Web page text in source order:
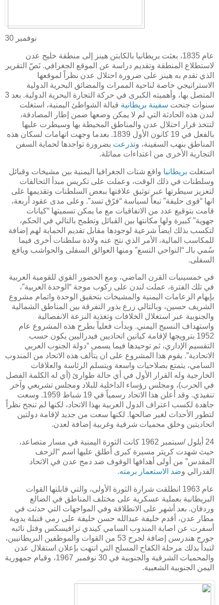
30 نوفمبر
عام 1835، بعثت بريطانيا بالكابتن هينز إلى منطقة خليج عدن
لاستطلاع المنطقة وتقديم دراسة عن الموقع الجغرافي. نَصّ التقرير
الذي تقدم به هينز على ضرورة احتلال عدن نظراً لموقعها
الاستراتيجي خاصة لناحية الممرات والمضائق البحرية الدولية
المتصل بها، وأهميته الكبرى في حركة التجارة البحرية الدولية. بعد 3
سنوات جنحت سفينة بريطانية قبالة الشواطئ اليمنية، استغلت
لندن هذه الحادثة التي لم لا يمكن وضعها ضمن إطار المصادفة،
لتتخذ قرار احتلال عدن والمناطق المحيطة بها وسيطرت عليها
بالفعل في 19 كانون الأول 1839. بعدما وجهت اتهامات لسكان هذه
المناطق بنهب السفينة، وتذرعت بضرورة تواجدها لحماية السفن
التجارية الأخرى من اعتداءات مماثلة.
استغلت بريطانيا واقع شتات الجغرافيا اليمنية بين مشيخات وقبائل
وسلطنات في ذلك الوقت، وعملت على تكريس مبدأ التحالفات
لتعزيز سيطرتها عبر توثيق علاقتها ببعض السلطنات وتقديمها على
انها “قوى حليفة” تبعاً لسياسة “فرّق تسد”. وعلى مدى عقود أربعة،
قامت بتوقيع عدد من الاتفاقيات مع ما يمكن تسميتها “كيانات
جهوية” كبيرة ولها مكانتها بين القبائل وتطمح بالتالي في الحكم،
لتكسب بذلك ايضاً شرعية لوجودها مقابل تقديم الحماية لهم إضافة
للمكاسب المالية، الأمر الذي نتج عنه ولادة سلطنات أخرى فيما
سُمي بالـ “النواحي التسع” ومنها العوالق السفلى والحواشب ويافع
السفلى.
في خمسينيات القرن الماضي، ومع الحضور القوي للقومية العربية
في تلك الفترة، عملت لندن على ركوب موجة “الوحدة العربية”،
بإيهام الزعامات اليمنية والمشيخات بتحقيق الوحدة واتمام مشروع
الشريف حسين، وبالتالي زرع بذور التفرقة بين المناطق الشمالية
والجنوبية عبر استغلال الخلافات وتغذية النزعة الانفصالية
واستهداف النسيج اليمني. وبدأت فعلياً بطرح هذه المشروع عام
1952 بترويجها لإقامة كيانين اتحاديين فيدراليين يكون حسب
التقسيم الإداري، ثم توحيدها فيما يسمى “دولة الجنوب العربي
الاتحادية”. يقوم هذا المشروع على ان يتألف هذه الاتحاد من المندوب
السامي، يتمتع بصلاحيات واسعة ويتسلم الرئاسة والعلاقات
الخارجية وله القرار الأول في أي حالة طوارئ (أي له الكلمة الفصل
في الحرب)، ومجلس رؤساء الداخلية للبلاد ومجلس تشريعي وآخر
تنفيذي. وقد أعلن هذا الاتحاد رسمياً في 19 شباط 1959. وسعت
جاهدة لكسب اعتراف الدول العربية بهذا الاتحاد، لكنها لم تنجح نظراً
لتطور الأحداث لغير صالحها. لكنها سعت من جديد لإقامة دولتين
اتحاديتين وخلق محميات شرقية وغربية إضافة لعدن.
24 أيلول /سبتمبر 1962 كانت الثورة اليمنية في مسار متصاعد،
حيث شهدت كريتر مسيرة كبرى أطلق عليها اسم “الزحف
المقدس” من أولى أهدافها الوقوف ضد دمج عدن في الاتحاد
الفدرالي وضد الاستعمار برمته.
عام 1963 انطلقت شرارة الثورة الأولى، والتي قابلتها القوات
البريطانية بعملية عسكرية على مختلف المناطق في الضالع
وردفان. بعد أشهر على الانطلاقة وفي المواجهات التي حدثت في
مطار عدن، أقدم خليفة عبدالله حسن خليفة على رمي قنبلة يدوية
أسفرت عن اصابة المندوب السامي كيندي ترافيسكس وقتل نائبه
جورج هندرسن إضافة لجرح 53 من القوات والموظفين البريطانيين،
لتبدأ بذلك مرحلة الكفاح المسلح التي انتهت بإعلان استقلال عدن
والمحميات الشرقية والجنوبية في 30 نوفمبر 1967، وقيام جمهورية
اليمن الجنوبية الشعبية.